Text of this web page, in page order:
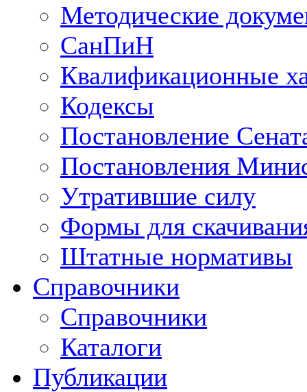
Методические
СанПиН
Квалификационные
Кодексы
Постановление
Постановления
Утратившие силу
Формы для
Штатные нормативы
Справочники
Справочники
Каталоги
Публикации